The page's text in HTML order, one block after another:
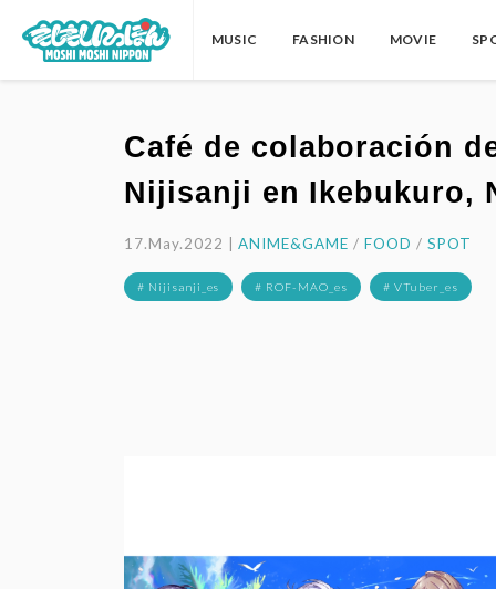
MUSIC FASHION MOVIE
Café de colaboración
Nijisanji en Ikebukuro,
17.May.2022 |ANIME&GAME / FOOD / SPOT
# Nijisanji_es # ROF-MAO_es # VTuber_es